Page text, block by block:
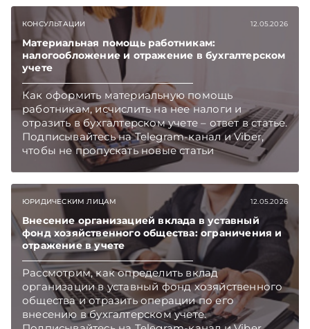
чтобы не пропускать новые статьи
TelegramViber
КОНСУЛЬТАЦИИ 12.05.2026
Материальная помощь работникам:
налогообложение и отражение в бухгалтерском
учете
Как оформить материальную помощь
работникам, исчислить на нее налоги и
отразить в бухгалтерском учете – ответ в статье.
Подписывайтесь на Telegram‑канал и Viber,
чтобы не пропускать новые статьи
TelegramViber
ЮРИДИЧЕСКИМ ЛИЦАМ 12.05.2026
Внесение организацией вклада в уставный
фонд хозяйственного общества: ограничения и
отражение в учете
Рассмотрим, как определить вклад
организации в уставный фонд хозяйственного
общества и отразить операции по его
внесению в бухгалтерском учете.